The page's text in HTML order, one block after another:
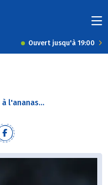
Ouvert jusqu'à 19:00
l'ananas...